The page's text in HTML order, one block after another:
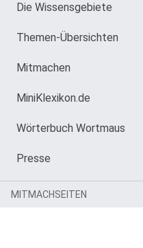
Die Wissensgebiete
Themen-Übersichten
Mitmachen
MiniKlexikon.de
Wörterbuch Wortmaus
Presse
MITMACHSEITEN